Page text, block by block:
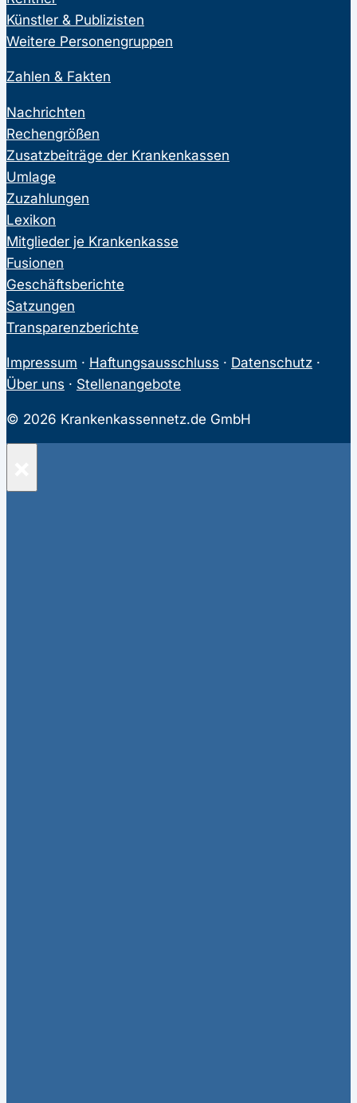
Künstler & Publizisten
Weitere Personengruppen
Zahlen & Fakten
Nachrichten
Rechengrößen
Zusatzbeiträge der Krankenkassen
Umlage
Zuzahlungen
Lexikon
Mitglieder je Krankenkasse
Fusionen
Geschäftsberichte
Satzungen
Transparenzberichte
Impressum · Haftungsausschluss · Datenschutz ·
Über uns · Stellenangebote
© 2026 Krankenkassennetz.de GmbH